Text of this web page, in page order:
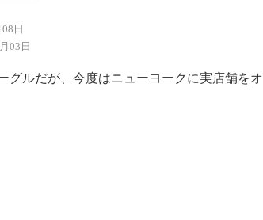
日
03日
グルだが、今度はニューヨークに実店舗をオ